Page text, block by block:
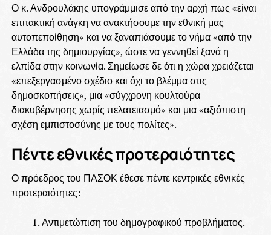
Ο κ. Ανδρουλάκης υπογράμμισε από την αρχή πως «είναι
επιτακτική ανάγκη να ανακτήσουμε την εθνική μας
αυτοπεποίθηση» και να ξαναπιάσουμε το νήμα «από την
Ελλάδα της δημιουργίας», ώστε να γεννηθεί ξανά η
ελπίδα στην κοινωνία. Σημείωσε δε ότι η χώρα χρειάζεται
«επεξεργασμένο σχέδιο και όχι το βλέμμα στις
δημοσκοπήσεις», μια «σύγχρονη κουλτούρα
διακυβέρνησης χωρίς πελατειασμό» και μια «αξιόπιστη
σχέση εμπιστοσύνης με τους πολίτες».
Πέντε εθνικές προτεραιότητες
Ο πρόεδρος του ΠΑΣΟΚ έθεσε πέντε κεντρικές εθνικές
προτεραιότητες:
Αντιμετώπιση του δημογραφικού προβλήματος.